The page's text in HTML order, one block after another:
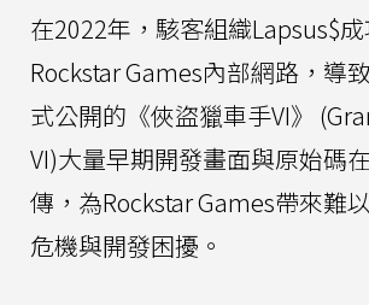
在2022年，駭客組織Lapsus$
Rockstar Games內部網路，導
式公開的《俠盜獵車手VI》
VI)大量早期開發畫面與原始碼
傳，為Rockstar Games帶來難
危機與開發困擾。